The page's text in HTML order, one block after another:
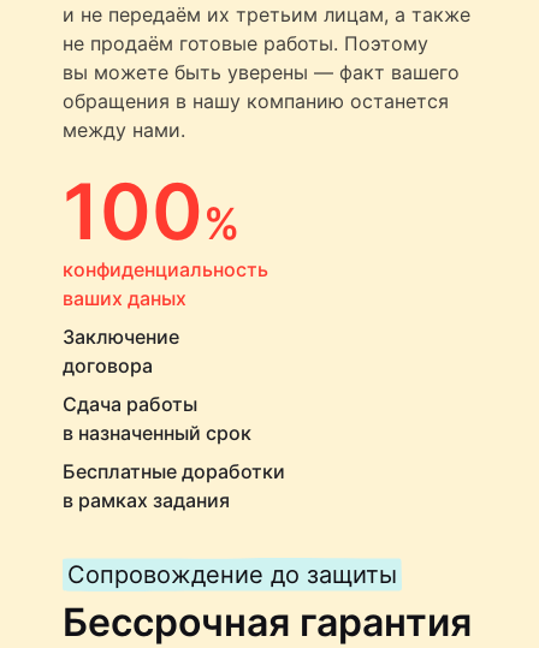
и не передаём их третьим лицам, а также
не продаём готовые работы. Поэтому
вы можете быть уверены — факт вашего
обращения в нашу компанию останется
между нами.
100%
конфиденциальность
ваших даных
Заключение
договора
Сдача работы
в назначенный срок
Бесплатные доработки
в рамках задания
Сопровождение до защиты
Бессрочная гарантия